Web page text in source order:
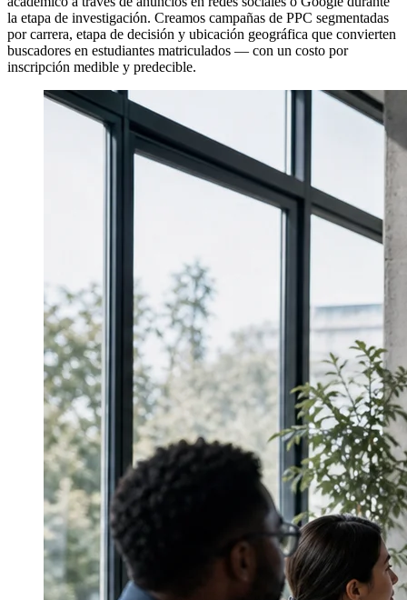
la etapa de investigación. Creamos campañas de PPC segmentadas
por carrera, etapa de decisión y ubicación geográfica que convierten
buscadores en estudiantes matriculados — con un costo por
inscripción medible y predecible.